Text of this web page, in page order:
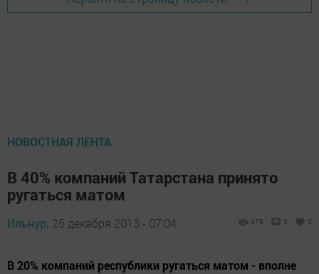
НОВОСТНАЯ ЛЕНТА
В 40% компаний Татарстана принято
ругаться матом
Ильнур, 25 декабря 2013 - 07:04 479 0 0
В 20% компаний республики ругаться матом - вполне